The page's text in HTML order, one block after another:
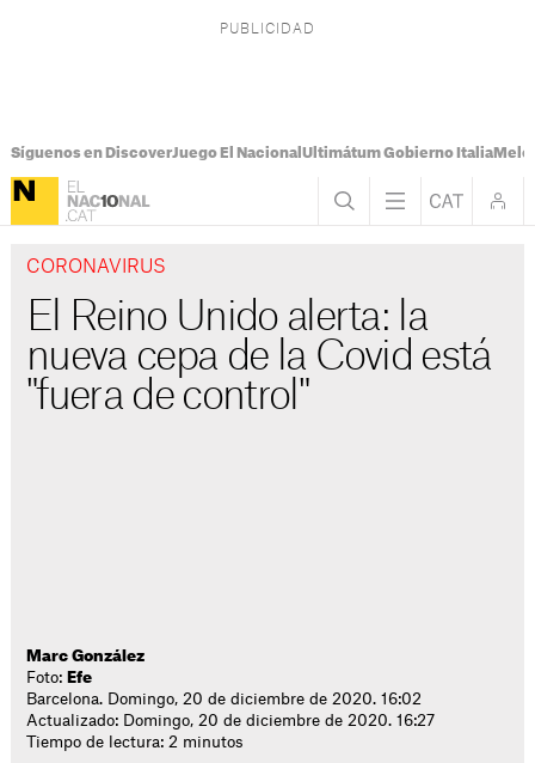
Síguenos en DiscoverJuego El Nacional Ultimátum Gobierno Italia
CORONAVIRUS
El Reino Unido alerta: la
nueva cepa de la Covid está
"fuera de control"
Marc González
Foto: Efe
Barcelona. Domingo, 20 de diciembre de 2020. 16:02
Actualizado: Domingo, 20 de diciembre de 2020. 16:27
Tiempo de lectura: 2 minutos